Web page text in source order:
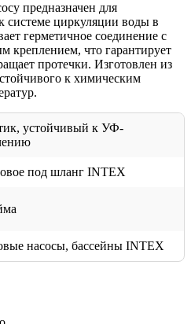
предназначен для
системе циркуляции воды в
герметичное соединение с
креплением, что гарантирует
протечки. Изготовлен из
к химическим
устойчивый к УФ-
под шланг INTEX
насосы, бассейны INTEX